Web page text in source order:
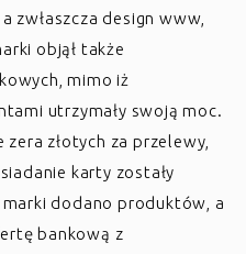
zwłaszcza design www,
objął także
mimo iż
utrzymały swoją moc.
złotych za przelewy,
karty zostały
dodano produktów, a
bankową z